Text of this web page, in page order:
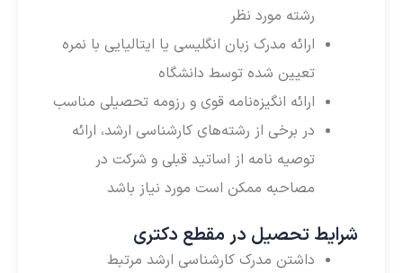
رشته مورد نظر
ارائه مدرک زبان انگلیسی یا ایتالیایی با نمره
تعیین شده توسط دانشگاه
ارائه انگیزه‌نامه قوی و رزومه تحصیلی مناسب
در برخی از رشته‌های کارشناسی ارشد، ارائه
توصیه نامه از اساتید قبلی و شرکت در
مصاحبه ممکن است مورد نیاز باشد
شرایط تحصیل در مقطع دکتری
داشتن مدرک کارشناسی ارشد مرتبط